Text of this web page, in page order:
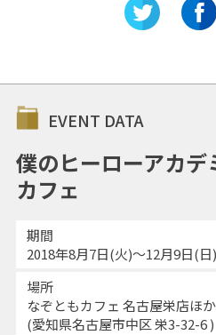
EVENT DATA
僕のヒーローアカ
カフェ
期間
2018年8月7日(火)～12月9日(日)
場所
なぞともカフェ 名古屋栄店ほか
(愛知県名古屋市中区 栄3-32-6 )